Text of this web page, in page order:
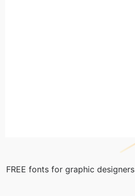
FREE fonts for graphic designers